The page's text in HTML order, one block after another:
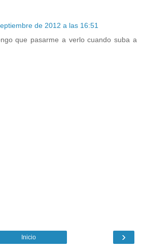
de 2012 a las 16:51
que pasarme a verlo cuando suba a
›
Inicio